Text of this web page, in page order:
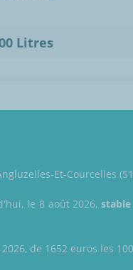
Litres
Et-Courcelles
le 8 août 2026,stable
de 1652 euros les